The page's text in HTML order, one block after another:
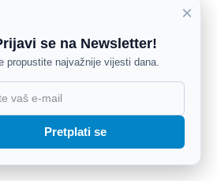
×
se na Newsletter!
propustite najvažnije vijesti dana.
Pretplati se